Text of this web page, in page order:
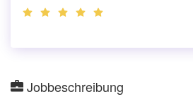
Jobbeschreibung